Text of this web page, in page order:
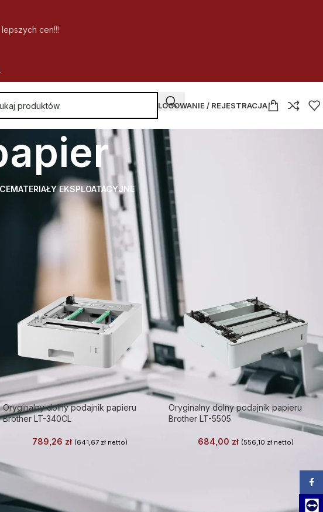
cen!!!
.
LOGOWANIE / REJESTRACJA
MATERIAŁY EKSPLOATACYJNE
Oryginalny dolny podajnik papieru
Brother LT-340CL
789,26 zł (641,67 złnetto)
Oryginalny dolny podajnik papieru
Brother LT-5505
684,00 zł (556,10 zł netto)